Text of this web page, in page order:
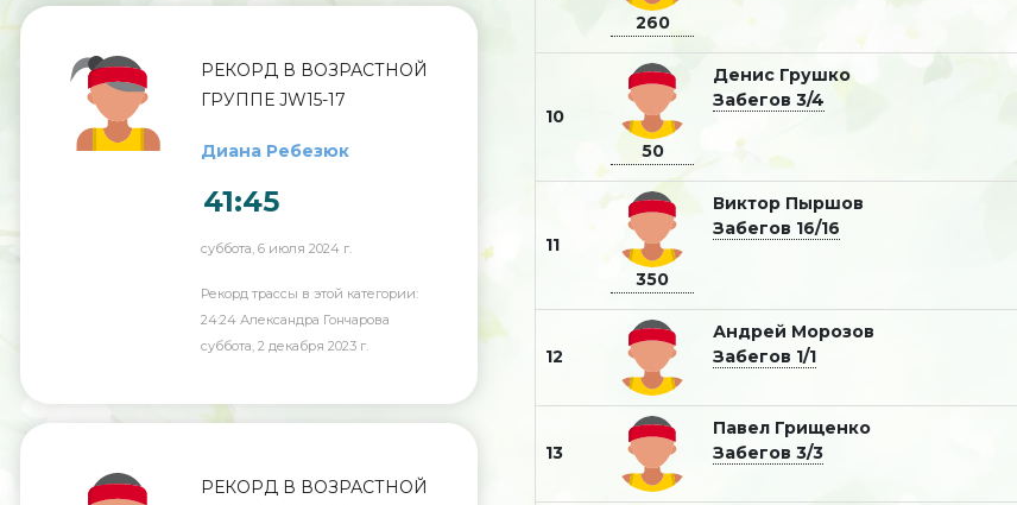
РЕКОРД В ВОЗРАСТНОЙ
ГРУППЕ JW15-17
Диана Ребезюк
41:45
суббота, 6 июля 2024 г.
Рекорд трассы в этой категории:
24:24 Александра Гончарова
суббота, 2 декабря 2023 г.
РЕКОРД В ВОЗРАСТНОЙ
260
10
50
Денис Грушко
Забегов 3/4
11
350
Виктор Пыршов
Забегов 16/16
12
Андрей Морозов
Забегов 1/1
13
Павел Грищенко
Забегов 3/3